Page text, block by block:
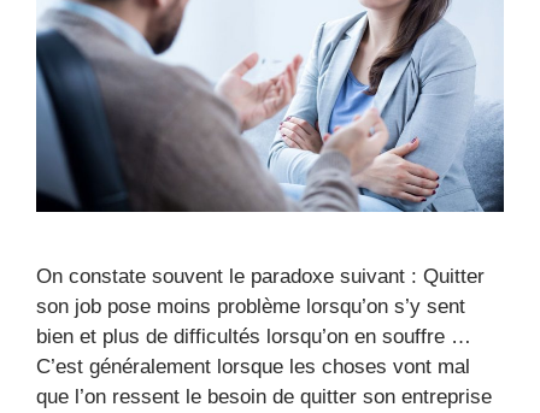
On constate souvent le paradoxe suivant : Quitter
son job pose moins problème lorsqu’on s’y sent
bien et plus de difficultés lorsqu’on en souffre …
C’est généralement lorsque les choses vont mal
que l’on ressent le besoin de quitter son entreprise